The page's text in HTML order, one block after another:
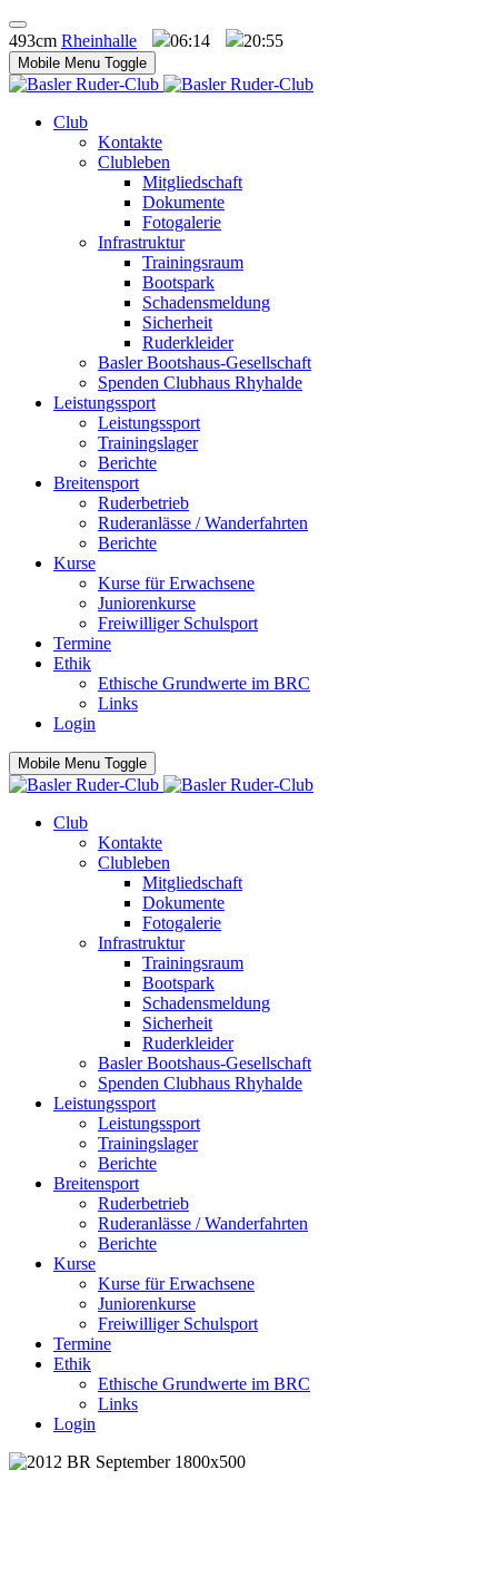
493cm Rheinhalle 06:14 20:55
Mobile Menu Toggle
Club
Kontakte
Clubleben
Mitgliedschaft
Dokumente
Fotogalerie
Infrastruktur
Trainingsraum
Bootspark
Schadensmeldung
Sicherheit
Ruderkleider
Basler Bootshaus-Gesellschaft
Spenden Clubhaus Rhyhalde
Leistungssport
Leistungssport
Trainingslager
Berichte
Breitensport
Ruderbetrieb
Ruderanlässe / Wanderfahrten
Berichte
Kurse
Kurse für Erwachsene
Juniorenkurse
Freiwilliger Schulsport
Termine
Ethik
Ethische Grundwerte im BRC
Links
Login
Mobile Menu Toggle
Club
Kontakte
Clubleben
Mitgliedschaft
Dokumente
Fotogalerie
Infrastruktur
Trainingsraum
Bootspark
Schadensmeldung
Sicherheit
Ruderkleider
Basler Bootshaus-Gesellschaft
Spenden Clubhaus Rhyhalde
Leistungssport
Leistungssport
Trainingslager
Berichte
Breitensport
Ruderbetrieb
Ruderanlässe / Wanderfahrten
Berichte
Kurse
Kurse für Erwachsene
Juniorenkurse
Freiwilliger Schulsport
Termine
Ethik
Ethische Grundwerte im BRC
Links
Login